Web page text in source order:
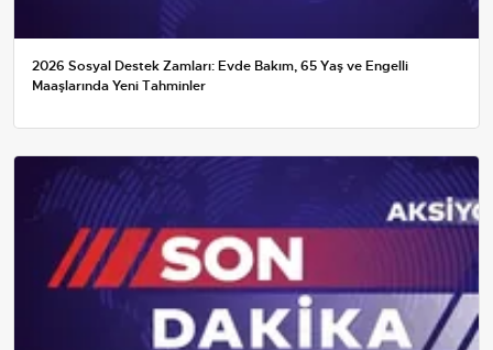
2026 Sosyal Destek Zamları: Evde Bakım, 65 Yaş ve Engelli
Maaşlarında Yeni Tahminler